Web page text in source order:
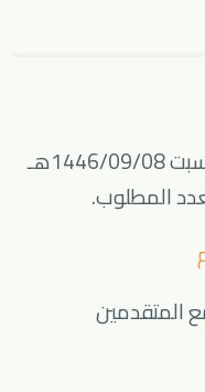
📅 موعد التقديم: متاح حاليًا من السبت 1446/09/08هـ
المتقدمين